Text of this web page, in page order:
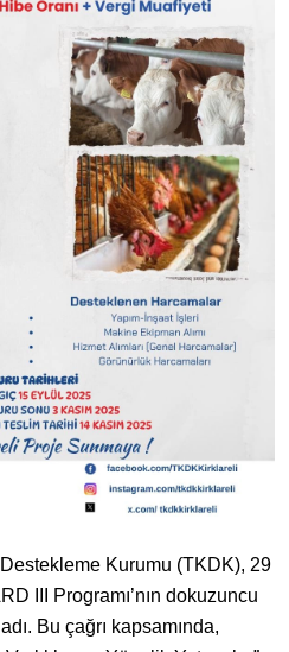
Destekleme Kurumu (TKDK), 29
III Programı’nın dokuzuncu
Bu çağrı kapsamında,